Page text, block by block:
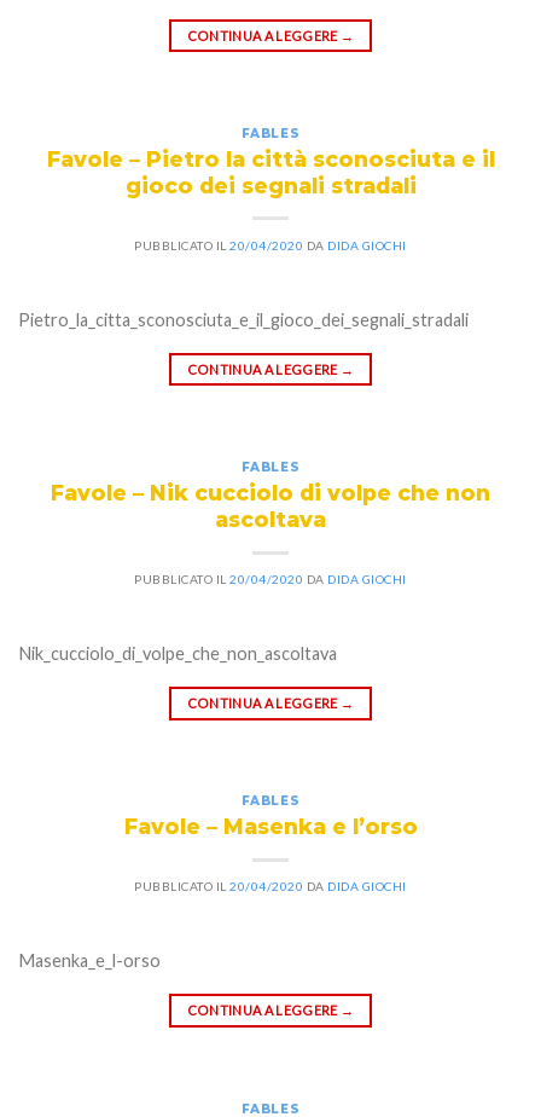
CONTINUA A LEGGERE →
FABLES
Favole – Pietro la città sconosciuta e il
gioco dei segnali stradali
PUBBLICATO IL20/04/2020 DA DIDA GIOCHI
Pietro_la_citta_sconosciuta_e_il_gioco_dei_segnali_stradali
CONTINUA A LEGGERE →
FABLES
Favole – Nik cucciolo di volpe che non
ascoltava
PUBBLICATO IL20/04/2020 DA DIDA GIOCHI
Nik_cucciolo_di_volpe_che_non_ascoltava
CONTINUA A LEGGERE →
FABLES
Favole – Masenka e l’orso
PUBBLICATO IL20/04/2020 DA DIDA GIOCHI
Masenka_e_l-orso
CONTINUA A LEGGERE →
FABLES